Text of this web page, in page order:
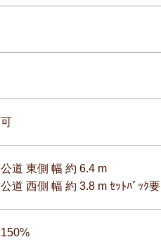
可
公道 東側 幅 約 6.4 m
公道 西側 幅 約 3.8 m ｾｯﾄﾊﾞｯｸ要
150%